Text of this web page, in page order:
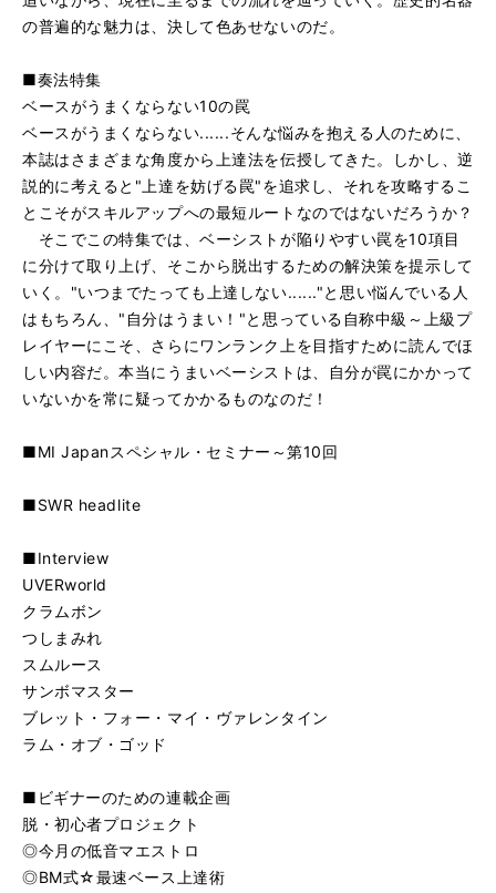
の普遍的な魅力は、決して色あせないのだ。
■奏法特集
ベースがうまくならない10の罠
ベースがうまくならない......そんな悩みを抱える人のために、
本誌はさまざまな角度から上達法を伝授してきた。しかし、逆
説的に考えると"上達を妨げる罠"を追求し、それを攻略するこ
とこそがスキルアップへの最短ルートなのではないだろうか？
そこでこの特集では、ベーシストが陥りやすい罠を10項目
に分けて取り上げ、そこから脱出するための解決策を提示して
いく。"いつまでたっても上達しない......"と思い悩んでいる人
はもちろん、"自分はうまい！"と思っている自称中級～上級プ
レイヤーにこそ、さらにワンランク上を目指すために読んでほ
しい内容だ。本当にうまいベーシストは、自分が罠にかかって
いないかを常に疑ってかかるものなのだ！
■MI Japanスペシャル・セミナー～第10回
■SWR headlite
■Interview
UVERworld
クラムボン
つしまみれ
スムルース
サンボマスター
ブレット・フォー・マイ・ヴァレンタイン
ラム・オブ・ゴッド
■ビギナーのための連載企画
脱・初心者プロジェクト
◎今月の低音マエストロ
◎BM式☆最速ベース上達術